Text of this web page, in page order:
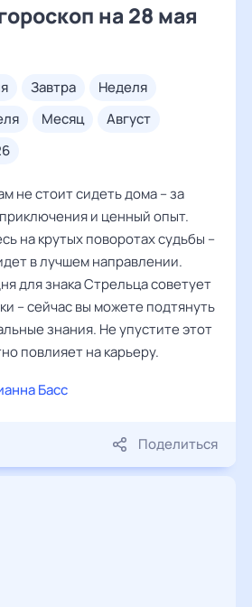
на 28 мая
завтра
неделя
месяц
август
не стоит сидеть дома – за
и ценный опыт.
на крутых поворотах судьбы –
в лучшем направлении.
для знака Стрельца советует
– сейчас вы можете подтянуть
знания. Не упустите этот
повлияет на карьеру.
Басс
Поделиться